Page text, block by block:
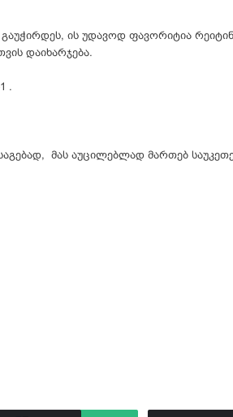
ის უდავოდ ფავორიტია
დაიხარჯება.
.
მას აუცილებლად მართებ